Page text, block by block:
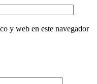
y web en este navegador